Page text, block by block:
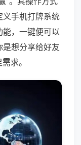
义手机打牌系统
，一键便可以
想分享给好友
求。